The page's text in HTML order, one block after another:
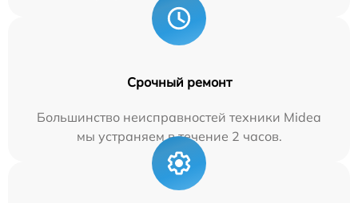
Срочный ремонт
Большинство неисправностей техники Midea
мы устраняем в течение 2 часов.